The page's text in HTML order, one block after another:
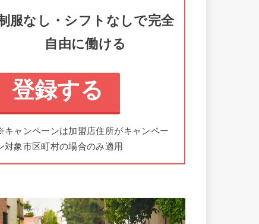
服なし・シフトなしで完全
自由に働ける
登録する
キャンペーンは加盟店住所がキャンペー
対象市区町村の場合のみ適用